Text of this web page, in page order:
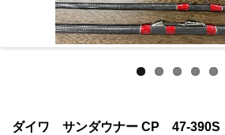
ダイワ サンダウナー CP 47-390S